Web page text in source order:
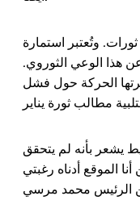
وتُعتبر استمارة
هذا الوعي الثوروي.
الحركة حول فشل
يشعر بأنه لم يتحقق
الموقع أدناه رغبتي